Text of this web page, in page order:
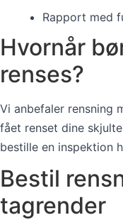
Rapport med
Hvornår
renses?
Vi anbefaler rensning
fået renset dine
bestille en inspektion
Bestil
tagrender